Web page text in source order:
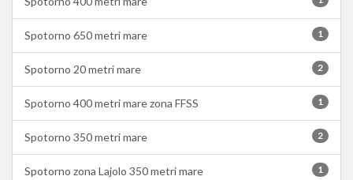
1
Spotorno 650 metri mare
2
Spotorno 20 metri mare
1
Spotorno 400 metri mare zona FFSS
2
Spotorno 350 metri mare
1
Spotorno zona Lajolo 350 metri mare